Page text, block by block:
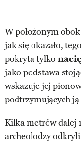
W położonym
jak się okazało,
pokryta tylko
jako podstawa
wskazuje jej
podtrzymujących ją
Kilka metrów dalej
archeolodzy odkryli